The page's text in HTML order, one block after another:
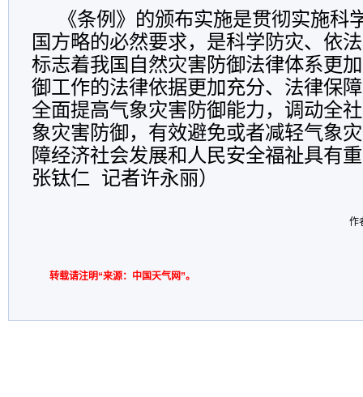
《条例》的颁布实施是贯彻实施科
国方略的必然要求，是科学防灾、依
标志着我国自然灾害防御法律体系更
御工作的法律依据更加充分、法律保
全面提高气象灾害防御能力，调动全
象灾害防御，有效避免或者减轻气象
障经济社会发展和人民安全福祉具有
张钛仁 记者许永丽）
作
转载请注明“来源：中国天气网”。